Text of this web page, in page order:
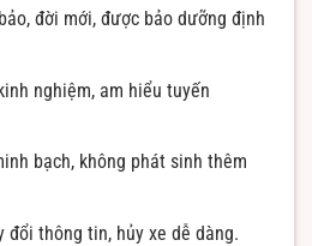
đời mới, được bảo dưỡng định
nghiệm, am hiểu tuyến
bạch, không phát sinh thêm
đổi thông tin, hủy xe dễ dàng.